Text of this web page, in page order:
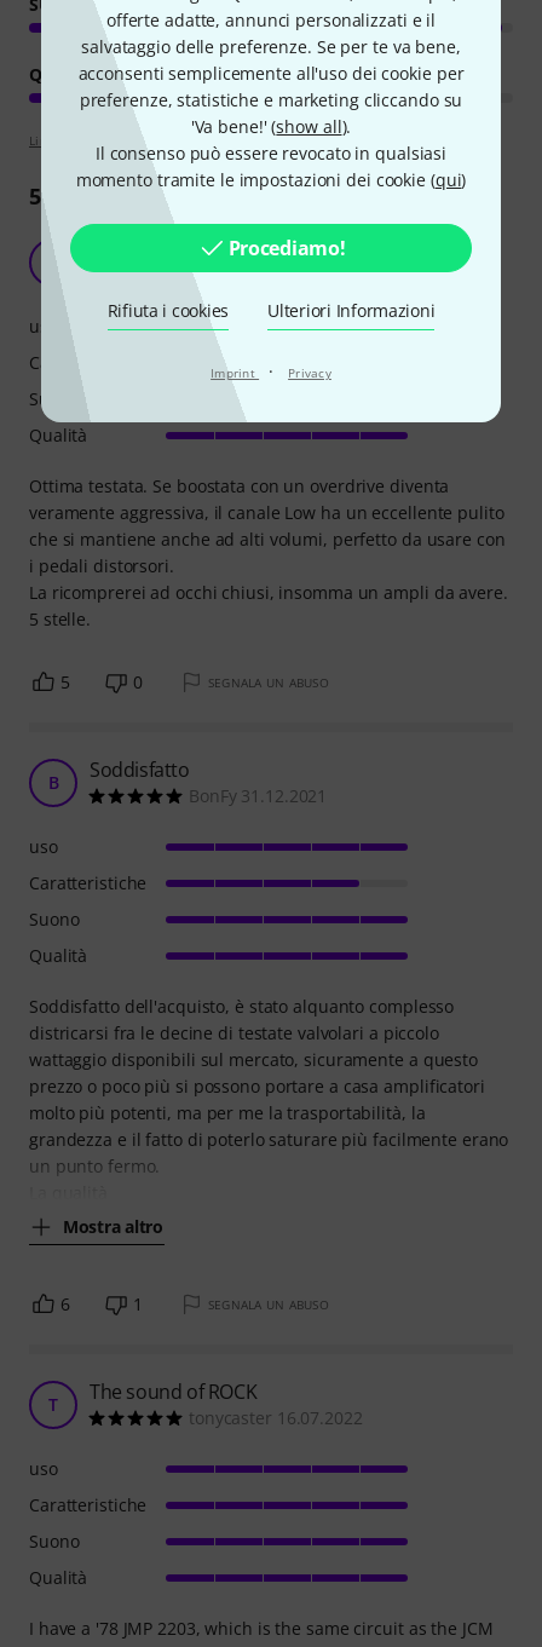
offerte adatte, annunci personalizzati e il
salvataggio delle preferenze. Se per te va bene,
acconsenti semplicemente all'uso dei cookie per
preferenze, statistiche e marketing cliccando su
'Va bene!' (show all).
Il consenso può essere revocato in qualsiasi
momento tramite le impostazioni dei cookie (qui)
Procediamo!
Rifiuta i cookies Ulteriori Informazioni
Imprint · Privacy
QUALITÀ
Linee guida per la valutazione
50 Recensioni
Albyrock 27.11.2021
Ottima testata. Se boostata con un overdrive diventa
veramente aggressiva, il canale Low ha un eccellente pulito
che si mantiene anche ad alti volumi, perfetto da usare con
i pedali distorsori.
La ricomprerei ad occhi chiusi, insomma un ampli da avere.
5 stelle.
uso
Caratteristiche
Suono
Qualità
5 0 SEGNALA UN ABUSO
B Soddisfatto
BonFy 31.12.2021
Soddisfatto dell'acquisto, è stato alquanto complesso
districarsi fra le decine di testate valvolari a piccolo
wattaggio disponibili sul mercato, sicuramente a questo
prezzo o poco più si possono portare a casa amplificatori
molto più potenti, ma per me la trasportabilità, la
grandezza e il fatto di poterlo saturare più facilmente erano
un punto fermo.
Mostra altro
uso
Caratteristiche
Suono
Qualità
6 1 SEGNALA UN ABUSO
T The sound of ROCK
tonycaster 16.07.2022
I have a '78 JMP 2203, which is the same circuit as the JCM
uso
Caratteristiche
Suono
Qualità